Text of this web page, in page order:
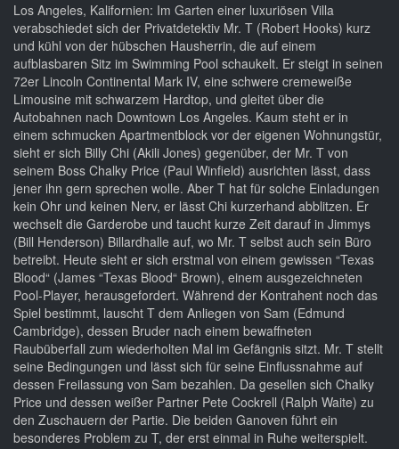
Los Angeles, Kalifornien: Im Garten einer luxuriösen Villa
verabschiedet sich der Privatdetektiv Mr. T (Robert Hooks) kurz
und kühl von der hübschen Hausherrin, die auf einem
aufblasbaren Sitz im Swimming Pool schaukelt. Er steigt in seinen
72er Lincoln Continental Mark IV, eine schwere cremeweiße
Limousine mit schwarzem Hardtop, und gleitet über die
Autobahnen nach Downtown Los Angeles. Kaum steht er in
einem schmucken Apartmentblock vor der eigenen Wohnungstür,
sieht er sich Billy Chi (Akili Jones) gegenüber, der Mr. T von
seinem Boss Chalky Price (Paul Winfield) ausrichten lässt, dass
jener ihn gern sprechen wolle. Aber T hat für solche Einladungen
kein Ohr und keinen Nerv, er lässt Chi kurzerhand abblitzen. Er
wechselt die Garderobe und taucht kurze Zeit darauf in Jimmys
(Bill Henderson) Billardhalle auf, wo Mr. T selbst auch sein Büro
betreibt. Heute sieht er sich erstmal von einem gewissen “Texas
Blood“ (James “Texas Blood“ Brown), einem ausgezeichneten
Pool-Player, herausgefordert. Während der Kontrahent noch das
Spiel bestimmt, lauscht T dem Anliegen von Sam (Edmund
Cambridge), dessen Bruder nach einem bewaffneten
Raubüberfall zum wiederholten Mal im Gefängnis sitzt. Mr. T stellt
seine Bedingungen und lässt sich für seine Einflussnahme auf
dessen Freilassung von Sam bezahlen. Da gesellen sich Chalky
Price und dessen weißer Partner Pete Cockrell (Ralph Waite) zu
den Zuschauern der Partie. Die beiden Ganoven führt ein
besonderes Problem zu T, der erst einmal in Ruhe weiterspielt.